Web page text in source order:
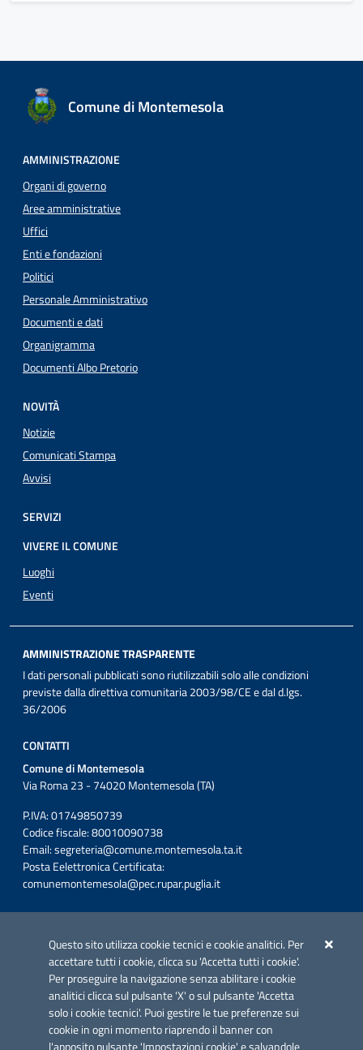
Questo sito utilizza cookie tecnici e cookie analitici. Per
accettare tutti i cookie, clicca su 'Accetta tutti i cookie'.
Per proseguire la navigazione senza abilitare i cookie
analitici clicca sul pulsante 'X' o sul pulsante 'Accetta
solo i cookie tecnici'. Puoi gestire le tue preferenze sui
cookie in ogni momento riaprendo il banner con
Comune di Montemesola
AMMINISTRAZIONE
Organi di governo
Aree amministrative
Uffici
Enti e fondazioni
Politici
Personale Amministrativo
Documenti e dati
Organigramma
Documenti Albo Pretorio
NOVITÀ
Notizie
Comunicati Stampa
Avvisi
SERVIZI
VIVERE IL COMUNE
Luoghi
Eventi
AMMINISTRAZIONE TRASPARENTE
I dati personali pubblicati sono riutilizzabili solo alle condizioni
previste dalla direttiva comunitaria 2003/98/CE e dal d.lgs.
36/2006
CONTATTI
Comune di Montemesola
Via Roma 23 - 74020 Montemesola (TA)
P.IVA: 01749850739
Codice fiscale: 80010090738
Email:segreteria@comune.montemesola.ta.it
Posta Eelettronica Certificata:
comunemontemesola@pec.rupar.puglia.it
Azione 2.3.
Link utili